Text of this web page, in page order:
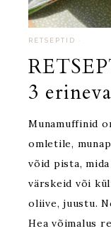
RETSEPTID ·
3
Munamuffinid
omletile,
võid pista,
värskeid või
oliive, juustu.
Hea võimalus